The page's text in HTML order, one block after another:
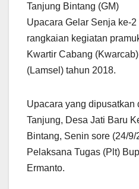
Tanjung Bintang (GM)
Upacara Gelar Senja ke-
rangkaian kegiatan
Kwartir Cabang
(Lamsel) tahun 2018.
Upacara yang dipusatkan
Tanjung, Desa Jati Baru
Bintang, Senin sore (24/
Pelaksana Tugas (Plt)
Ermanto.